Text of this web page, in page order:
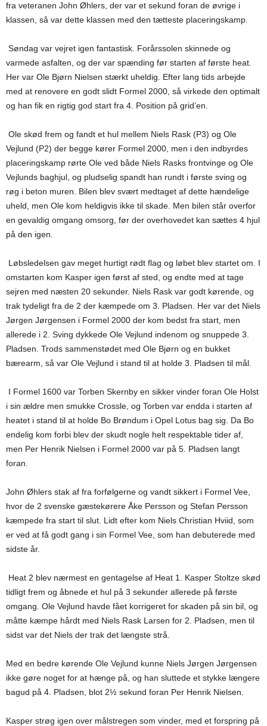
fra veteranen John Øhlers, der var et sekund foran de øvrige i
klassen, så var dette klassen med den tætteste placeringskamp.
Søndag var vejret igen fantastisk. Forårssolen skinnede og
varmede asfalten, og der var spænding før starten af første heat.
Her var Ole Bjørn Nielsen stærkt uheldig. Efter lang tids arbejde
med at renovere en godt slidt Formel 2000, så virkede den optimalt
og han fik en rigtig god start fra 4. Position på grid’en.
Ole skød frem og fandt et hul mellem Niels Rask (P3) og Ole
Vejlund (P2) der begge kører Formel 2000, men i den indbyrdes
placeringskamp rørte Ole ved både Niels Rasks frontvinge og Ole
Vejlunds baghjul, og pludselig spandt han rundt i første sving og
røg i beton muren. Bilen blev svært medtaget af dette hændelige
uheld, men Ole kom heldigvis ikke til skade. Men bilen står overfor
en gevaldig omgang omsorg, før der overhovedet kan sættes 4 hjul
på den igen.
Løbsledelsen gav meget hurtigt rødt flag og løbet blev startet om. I
omstarten kom Kasper igen først af sted, og endte med at tage
sejren med næsten 20 sekunder. Niels Rask var godt kørende, og
trak tydeligt fra de 2 der kæmpede om 3. Pladsen. Her var det Niels
Jørgen Jørgensen i Formel 2000 der kom bedst fra start, men
allerede i 2. Sving dykkede Ole Vejlund indenom og snuppede 3.
Pladsen. Trods sammenstødet med Ole Bjørn og en bukket
bærearm, så var Ole Vejlund i stand til at holde 3. Pladsen til mål.
I Formel 1600 var Torben Skernby en sikker vinder foran Ole Holst
i sin ældre men smukke Crossle, og Torben var endda i starten af
heatet i stand til at holde Bo Brøndum i Opel Lotus bag sig. Da Bo
endelig kom forbi blev der skudt nogle helt respektable tider af,
men Per Henrik Nielsen i Formel 2000 var på 5. Pladsen langt
foran.
John Øhlers stak af fra forfølgerne og vandt sikkert i Formel Vee,
hvor de 2 svenske gæstekørere Åke Persson og Stefan Persson
kæmpede fra start til slut. Lidt efter kom Niels Christian Hviid, som
er ved at få godt gang i sin Formel Vee, som han debuterede med
sidste år.
Heat 2 blev nærmest en gentagelse af Heat 1. Kasper Stoltze skød
tidligt frem og åbnede et hul på 3 sekunder allerede på første
omgang. Ole Vejlund havde fået korrigeret for skaden på sin bil, og
måtte kæmpe hårdt med Niels Rask Larsen for 2. Pladsen, men til
sidst var det Niels der trak det længste strå.
Med en bedre kørende Ole Vejlund kunne Niels Jørgen Jørgensen
ikke gøre noget for at hænge på, og han sluttede et stykke længere
bagud på 4. Pladsen, blot 2½ sekund foran Per Henrik Nielsen.
Kasper strøg igen over målstregen som vinder, med et forspring på